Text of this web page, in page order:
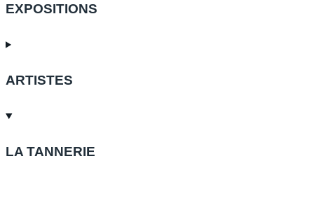
EXPOSITIONS
ARTISTES
LA TANNERIE